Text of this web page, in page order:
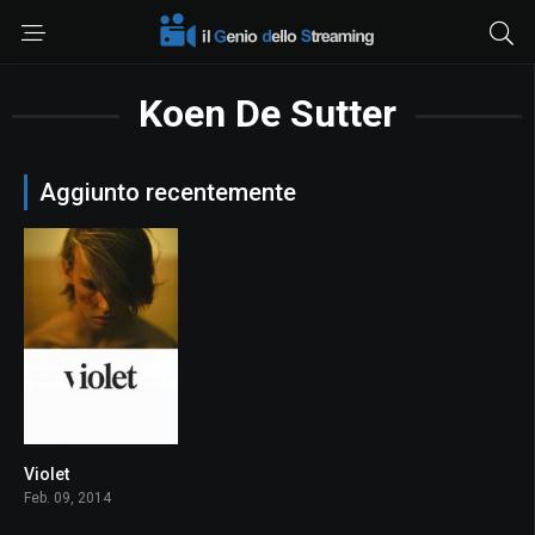
Koen De Sutter
Aggiunto recentemente
Violet
Feb. 09, 2014